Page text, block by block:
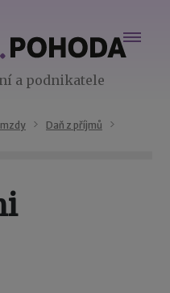
a podnikatele
Daň z příjmů